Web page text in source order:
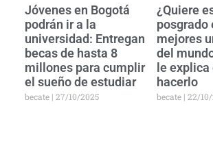
Jóvenes en Bogotá
podrán ir a la
universidad: Entregan
becas de hasta 8
millones para cumplir
el sueño de estudiar
becate 27/10/2025
¿Quiere
posgrado
mejores
del
le
hacerlo
becate 22/